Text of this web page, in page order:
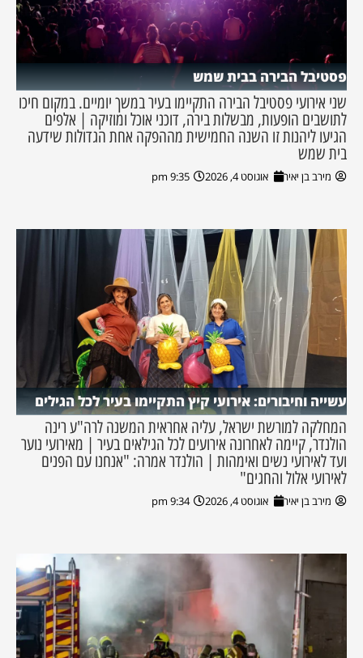
פסטיבל הבירה בבית שמש
שני אירועי פסטיבל הבירה התקיימו בעיר במשך יומיים. במקום חיכו
לתושבים הופעות, מבשלות בירה, דוכני אוכל ומוזיקה | אלפים
הגיעו ליהנות זו השנה החמישית מההפקה אחת הגדולות שידעה
בית שמש
מירב בן יאיר אוגוסט 4, 2026 9:35 pm
עשייה וחיבורים: אירועי קיץ התקיימו בעיר לכל הגילים
המחלקה למורשת ישראל, עליה אחראית המשנה לרה"ע רינה
הולנדר, קיימה לאחרונה אירועים לכל הגילאים בעיר | מאירועי נוער
ועד לאירועי נשים ואימהות | הולנדר אמרה: "אנחנו עם הפנים
לאירועי אלול והחגים"
מירב בן יאיר אוגוסט 4, 2026 9:34 pm